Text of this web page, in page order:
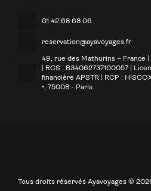
01 42 68 68 06
reservation@ayavoyages.fr
49, rue des Mathurins – France |
| RCS : B34062737100057 |
financière APSTR | RCP :
• , 75008 - Paris
Tous droits réservés Ayavoyages ©